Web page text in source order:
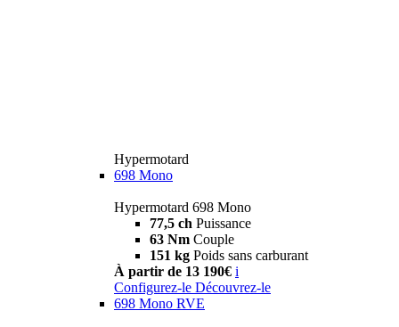
Hypermotard
698 Mono
Hypermotard 698 Mono
77,5 ch Puissance
63 Nm Couple
151 kg Poids sans carburant
À partir de 13 190€ i
Configurez-le Découvrez-le
698 Mono RVE